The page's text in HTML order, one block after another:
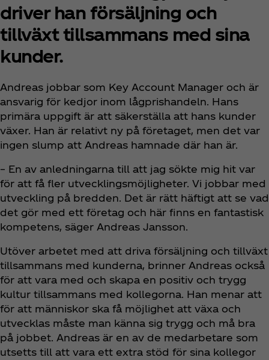
driver han försäljning och
tillväxt tillsammans med sina
kunder.
Andreas jobbar som Key Account Manager och är
ansvarig för kedjor inom lågprishandeln. Hans
primära uppgift är att säkerställa att hans kunder
växer. Han är relativt ny på företaget, men det var
ingen slump att Andreas hamnade där han är.
– En av anledningarna till att jag sökte mig hit var
för att få fler utvecklingsmöjligheter. Vi jobbar med
utveckling på bredden. Det är rätt häftigt att se vad
det gör med ett företag och här finns en fantastisk
kompetens, säger Andreas Jansson.
Utöver arbetet med att driva försäljning och tillväxt
tillsammans med kunderna, brinner Andreas också
för att vara med och skapa en positiv och trygg
kultur tillsammans med kollegorna. Han menar att
för att människor ska få möjlighet att växa och
utvecklas måste man känna sig trygg och må bra
på jobbet. Andreas är en av de medarbetare som
utsetts till att vara ett extra stöd för sina kollegor